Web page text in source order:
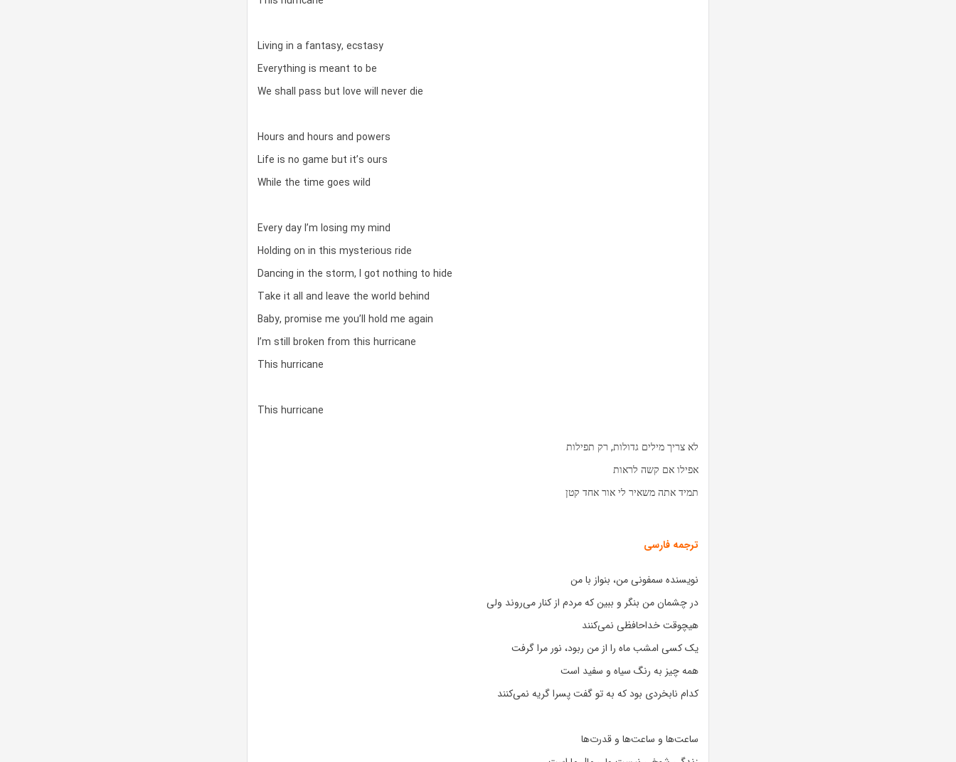
Living in a fantasy, ecstasy
Everything is meant to be
We shall pass but love will never die
Hours and hours and powers
Life is no game but it’s ours
While the time goes wild
Every day I’m losing my mind
Holding on in this mysterious ride
Dancing in the storm, I got nothing to hide
Take it all and leave the world behind
Baby, promise me you’ll hold me again
I’m still broken from this hurricane
This hurricane
This hurricane
לא צריך מילים גדולות, רק תפילות
אפילו אם קשה לראות
תמיד אתה משאיר לי אור אחד קטן
ترجمه فارسی
نویسنده سمفونی من، بنواز با من
در چشمان من بنگر و ببین که مردم از کنار می‌روند ولی
هیچوقت خداحافظی نمی‌کنند
یک کسی امشب ماه را از من ربود، نور مرا گرفت
همه چیز به رنگ سیاه و سفید است
کدام نابخردی بود که به تو گفت پسرا گریه نمی‌کنند
ساعت‌ها و ساعت‌ها و قدرت‌ها